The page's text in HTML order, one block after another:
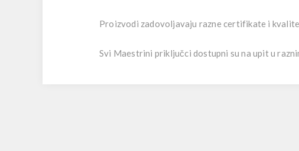
Proizvodi zadovoljavaju razne certifikate i
Svi Maestrini priključci dostupni su na upit u